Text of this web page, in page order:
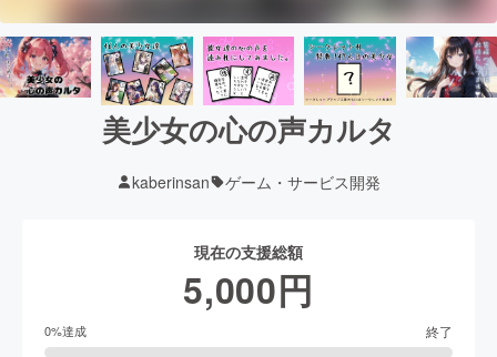
美少女の心の声カルタ
kaberinsan ゲーム・サービス開発
現在の支援総額
5,000円
0%達成 終了